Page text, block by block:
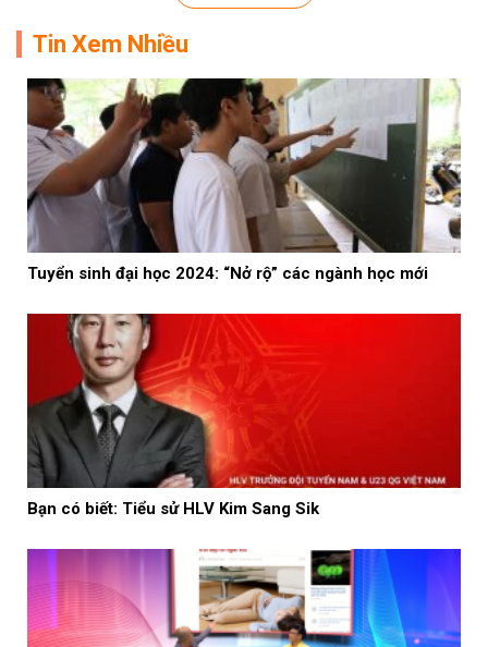
Tin Xem Nhiều
Tuyển sinh đại học 2024: “Nở rộ” các ngành học mới
Bạn có biết: Tiểu sử HLV Kim Sang Sik